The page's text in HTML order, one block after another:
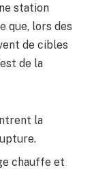
station
que, lors des
de cibles
de la
la
chauffe et